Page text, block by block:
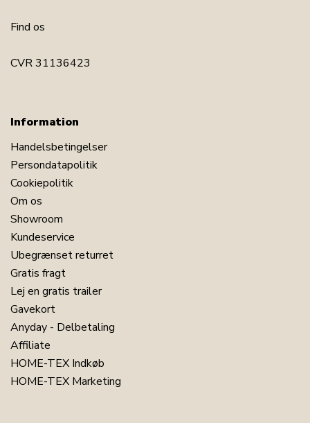
Find os
CVR 31136423
Information
Handelsbetingelser
Persondatapolitik
Cookiepolitik
Om os
Showroom
Kundeservice
Ubegrænset returret
Gratis fragt
Lej en gratis trailer
Gavekort
Anyday - Delbetaling
Affiliate
HOME-TEX Indkøb
HOME-TEX Marketing